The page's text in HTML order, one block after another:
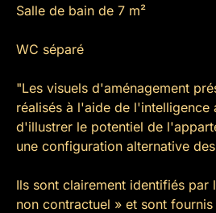
Salle de bain de 7 m²
WC séparé
"Les visuels d'aménagement
réalisés à l'aide de l'intelligence
d'illustrer le potentiel de
une configuration alternative
Ils sont clairement identifiés par
non contractuel » et sont